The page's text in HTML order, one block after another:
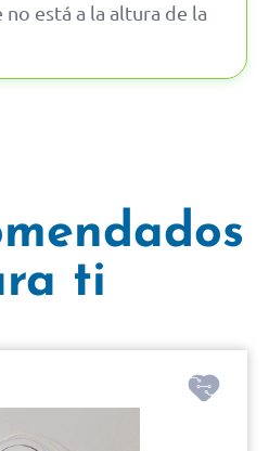
está a la altura de la
ti